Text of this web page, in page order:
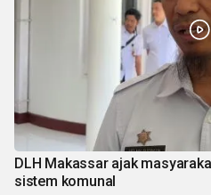
DLH Makassar ajak
sistem komunal